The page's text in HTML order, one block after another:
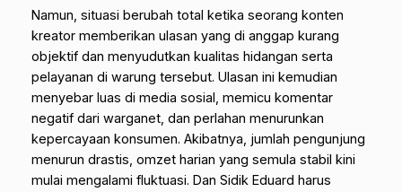
Namun, situasi berubah total ketika seorang konten
kreator memberikan ulasan yang di anggap kurang
objektif dan menyudutkan kualitas hidangan serta
pelayanan di warung tersebut. Ulasan ini kemudian
menyebar luas di media sosial, memicu komentar
negatif dari warganet, dan perlahan menurunkan
kepercayaan konsumen. Akibatnya, jumlah pengunjung
menurun drastis, omzet harian yang semula stabil kini
mulai mengalami fluktuasi. Dan Sidik Eduard harus